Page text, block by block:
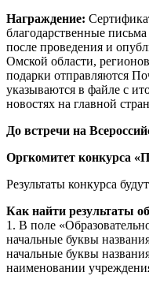
Награждение:
благодарственные
после проведения и
Омской области,
подарки отправляются
указываются в файле с
новостях на главной
До встречи на
Оргкомитет конкурса
Результаты конкурса
Как найти результаты
1. В поле
начальные буквы
начальные буквы
наименовании